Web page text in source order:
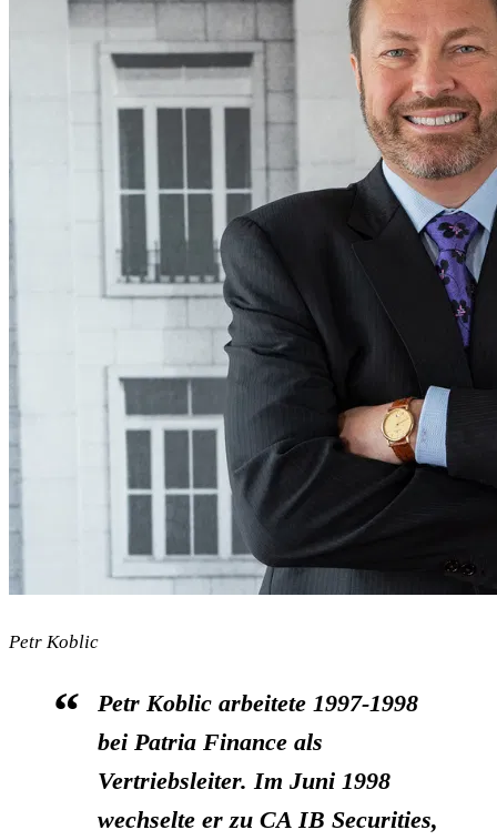
Petr Koblic
Petr Koblic arbeitete 1997-1998
bei Patria Finance als
Vertriebsleiter. Im Juni 1998
wechselte er zu CA IB Securities,